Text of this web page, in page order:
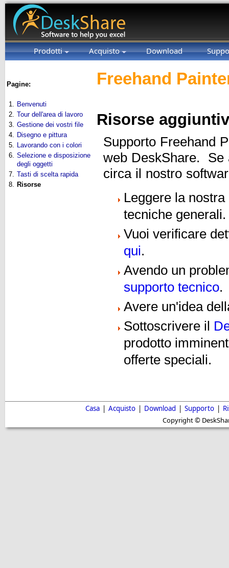
Prodotti Acquisto Download
Pagine:
1. Benvenuti
2. Tour dell'area di lavoro
3. Gestione dei vostri file
4. Disegno e pittura
5. Lavorando con i colori
6. Selezione e disposizione
degli oggetti
7. Tasti di scelta rapida
8. Risorse
Freehand
Risorse
Supporto Freehand
web DeskShare. Se
circa il nostro
Leggere la nostra
tecniche generali.
Vuoi verificare
qui.
Avendo un
supporto tecnico.
Avere un'idea
Sottoscrivere il
prodotto
offerte speciali.
Casa | Acquisto | Download | Supporto |
Copyright ©